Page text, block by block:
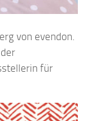
von evendon.
für